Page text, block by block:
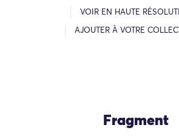
VOIR EN HAUTE
AJOUTER À VOTRE
Fragment